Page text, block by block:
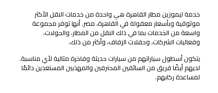
خدمة ليموزين مطار القاهرة هي واحدة من خدمات النقل الأكثر
موثوقية وبأسعار معقولة في القاهرة، مصر. أنها توفر مجموعة
واسعة من الخدمات بما في ذلك النقل من المطار، والجولات،
وفعاليات الشركات، وحفلات الزفاف، وأكثر من ذلك.
يتكون أسطول سياراتهم من سيارات حديثة وفاخرة مثالية لأي مناسبة.
لديهم أيضًا فريق من السائقين المحترفين والمهذبين المستعدين دائمًا
لمساعدة ركابهم.